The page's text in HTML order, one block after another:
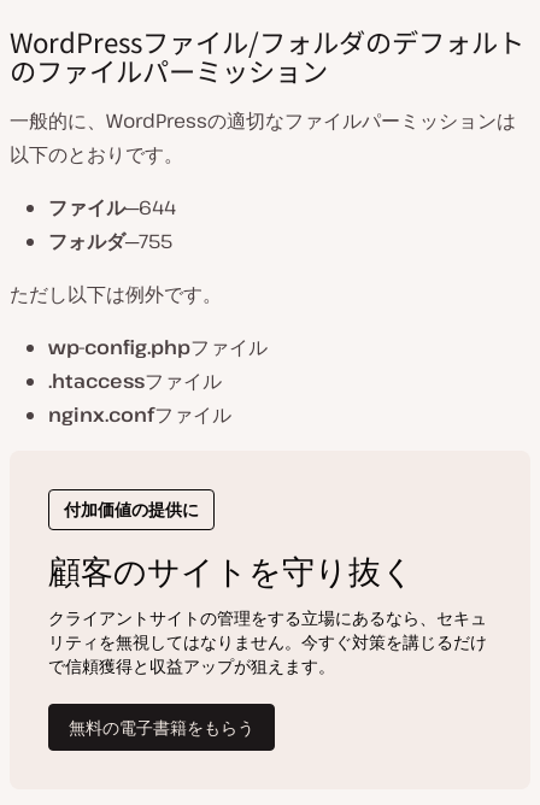
WordPressファイル/フォルダのデフォルト
のファイルパーミッション
一般的に、WordPressの適切なファイルパーミッションは
以下のとおりです。
ファイル─644
フォルダ─755
ただし以下は例外です。
wp-config.phpファイル
.htaccessファイル
nginx.confファイル